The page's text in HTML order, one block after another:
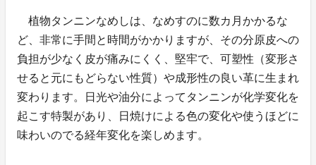
植物タンニンなめしは、なめすのに数カ月かかるな
ど、非常に手間と時間がかかりますが、その分原皮への
負担が少なく皮が痛みにくく、堅牢で、可塑性（変形さ
せると元にもどらない性質）や成形性の良い革に生まれ
変わります。日光や油分によってタンニンが化学変化を
起こす特製があり、日焼けによる色の変化や使うほどに
味わいのでる経年変化を楽しめます。